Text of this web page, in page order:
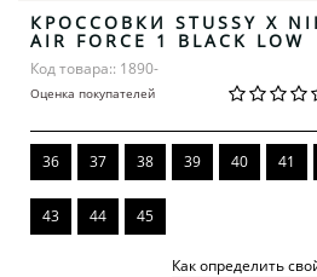
КРОССОВКИ STUSSY X
AIR FORCE 1 BLACK LOW
Код товара:: 1890-
Оценка покупателей
36 37 38 39 40 41
43 44 45
Как определить